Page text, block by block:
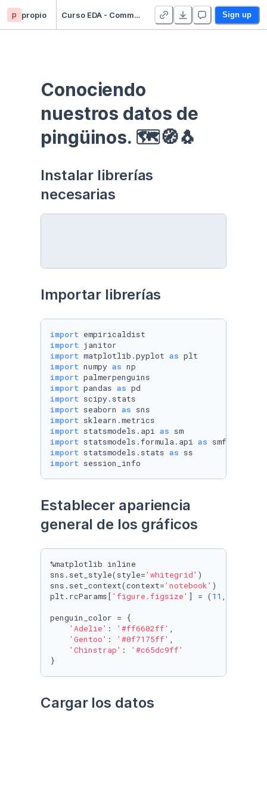
p propio Curso EDA - Communication - Duplicate Sign up
Conociendo
nuestros datos de
pingüinos. 🗺🧭🐧
Instalar librerías
necesarias
Importar librerías
import
import
import matplotlib.pyplot as
import numpy as
import
import pandas as
import
import seaborn as
import
import statsmodels.api as
import statsmodels.formula.api as
import statsmodels.stats as
import session_info
Establecer apariencia
general de los gráficos
%matplotlib inline
sns.set_style(style='whitegrid' )
sns.set_context(context='notebook' )
plt.rcParams[ 'figure.figsize' ] = ( 11 ,
penguin_color = {
'Adelie' : '#ff6602ff' ,
'Gentoo' : '#0f7175ff' ,
'Chinstrap' :
'#c65dc9ff'
}
Cargar los datos